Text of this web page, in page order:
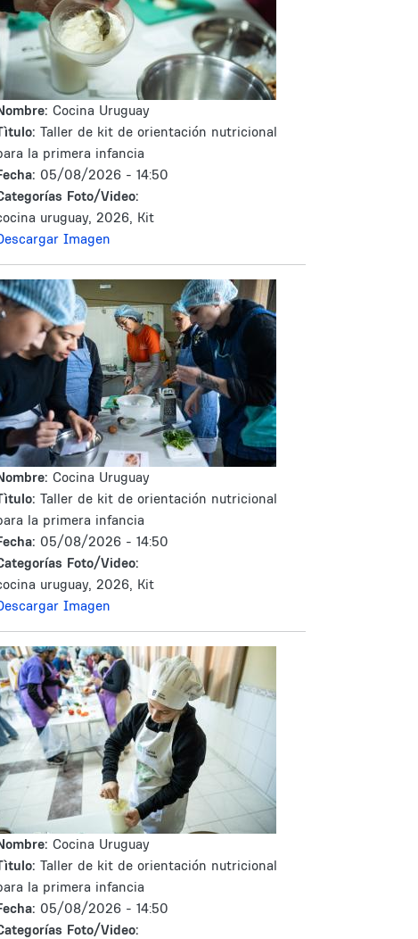
Cocina Uruguay
Taller de kit de orientación nutricional
la primera infancia
05/08/2026 - 14:50
Foto/Video:
uruguay, 2026, Kit
Imagen
Cocina Uruguay
Taller de kit de orientación nutricional
la primera infancia
05/08/2026 - 14:50
Foto/Video:
uruguay, 2026, Kit
Imagen
Cocina Uruguay
Taller de kit de orientación nutricional
la primera infancia
05/08/2026 - 14:50
Foto/Video: